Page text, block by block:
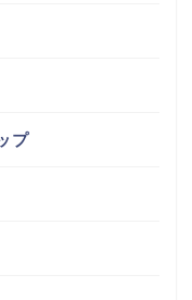
プ